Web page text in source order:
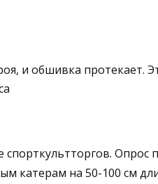
и обшивка протекает.
Опрос
катерам на 50-100 см